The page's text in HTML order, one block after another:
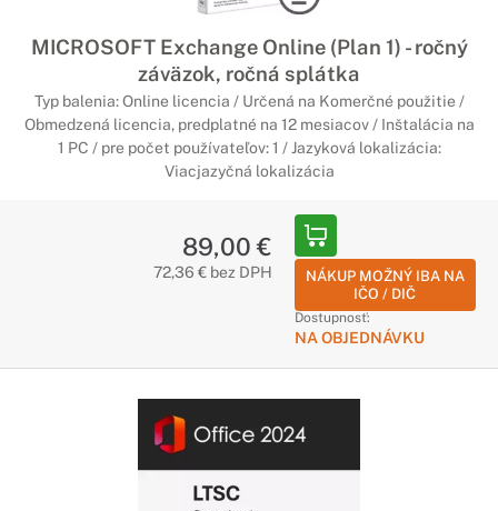
MICROSOFT Exchange Online (Plan 1) - ročný
záväzok, ročná splátka
Typ balenia: Online licencia / Určená na Komerčné použitie /
Obmedzená licencia, predplatné na 12 mesiacov / Inštalácia na
1 PC / pre počet používateľov: 1 / Jazyková lokalizácia:
Viacjazyčná lokalizácia
89,00 €
72,36 € bez DPH
NÁKUP MOŽNÝ IBA NA
IČO / DIČ
Dostupnosť:
NA OBJEDNÁVKU